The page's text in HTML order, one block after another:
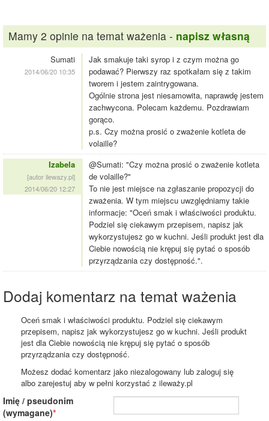
Mamy 2 opinie na temat ważenia - napisz własną
Sumati
2014/06/20 10:35
Jak smakuje taki syrop i z czym można go
podawać? Pierwszy raz spotkałam się z takim
tworem i jestem zaintrygowana.
Ogólnie strona jest niesamowita, naprawdę jestem
zachwycona. Polecam każdemu. Pozdrawiam
gorąco.
p.s. Czy można prosić o zważenie kotleta de
volaille?
Izabela
[autor ilewazy.pl]
2014/06/20 12:27
@Sumati: "Czy można prosić o zważenie kotleta
de volaille?"
To nie jest miejsce na zgłaszanie propozycji do
zważenia. W tym miejscu uwzględniamy takie
informacje: "Oceń smak i właściwości produktu.
Podziel się ciekawym przepisem, napisz jak
wykorzystujesz go w kuchni. Jeśli produkt jest dla
Ciebie nowością nie krępuj się pytać o sposób
przyrządzania czy dostępność.".
Dodaj komentarz na temat ważenia
Oceń smak i właściwości produktu. Podziel się ciekawym
przepisem, napisz jak wykorzystujesz go w kuchni. Jeśli produkt
jest dla Ciebie nowością nie krępuj się pytać o sposób
przyrządzania czy dostępność.
Możesz dodać komentarz jako niezalogowany lub zaloguj się
albo zarejestuj aby w pełni korzystać z ileważy.pl
Imię / pseudonim
(wymagane)